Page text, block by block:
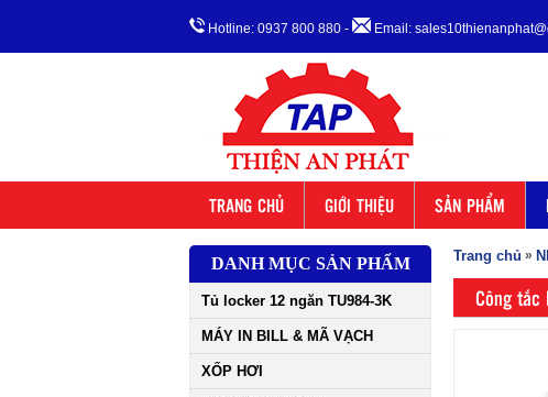
Hotline: 0937 800 880 - Email:
TRANG CHỦ GIỚI THIỆU SẢN PHẨM
DANH MỤC SẢN PHẨM
Tủ locker 12 ngăn TU984-3K
MÁY IN BILL & MÃ VẠCH
XỐP HƠI
Trang chủ »
Công tắc